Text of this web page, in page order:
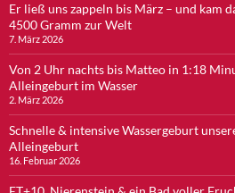
Er ließ uns zappeln bis März – und kam
4500 Gramm zur Welt
7. März 2026
Von 2 Uhr nachts bis Matteo in 1:18
Alleingeburt im Wasser
2. März 2026
Schnelle & intensive Wassergeburt
Alleingeburt
16. Februar 2026